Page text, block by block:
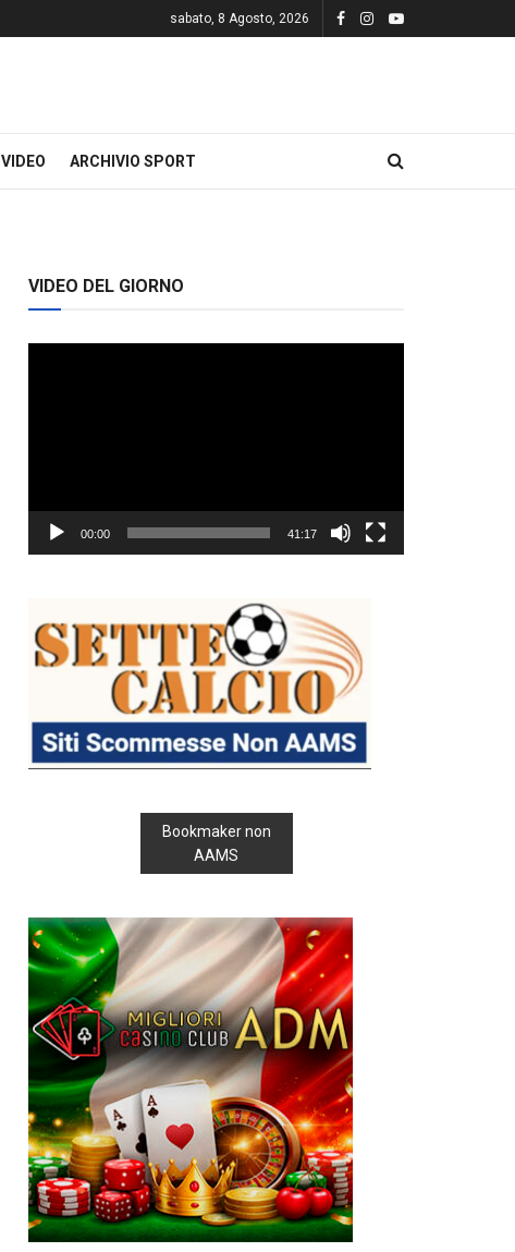
sabato, 8 Agosto, 2026
VIDEO ARCHIVIO SPORT
VIDEO DEL GIORNO
00:00 41:17
Bookmaker non
AAMS